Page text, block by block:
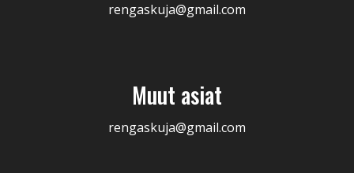
rengaskuja@gmail.com
Muut asiat
rengaskuja@gmail.com